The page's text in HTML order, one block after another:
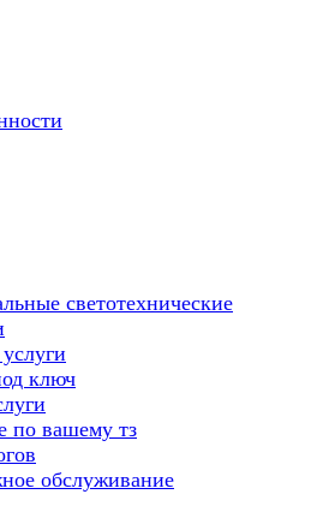
светотехнические
ключ
по вашему тз
обслуживание